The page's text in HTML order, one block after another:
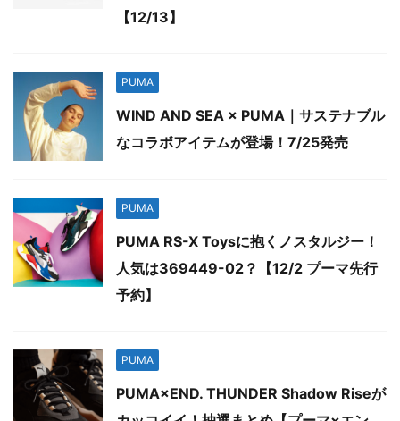
【12/13】
PUMA
WIND AND SEA × PUMA｜サステナブル
なコラボアイテムが登場！7/25発売
PUMA
PUMA RS-X Toysに抱くノスタルジー！
人気は369449-02？【12/2 プーマ先行
予約】
PUMA
PUMA×END. THUNDER Shadow Riseが